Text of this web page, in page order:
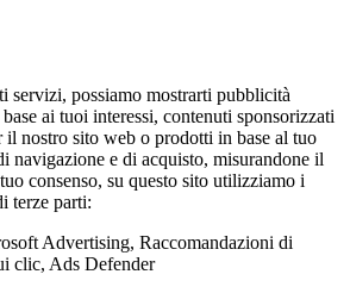
servizi, possiamo mostrarti pubblicità
ai tuoi interessi, contenuti sponsorizzati
il nostro sito web o prodotti in base al tuo
navigazione e di acquisto, misurandone il
consenso, su questo sito utilizziamo i
terze parti:
Advertising, Raccomandazioni di
clic, Ads Defender